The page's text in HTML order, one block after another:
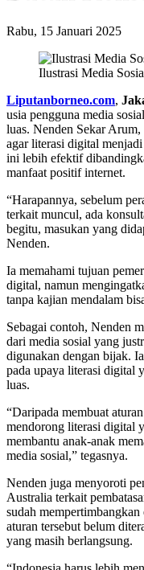
Rabu, 15 Januari 2025
Ilustrasi Media
Liputanborneo.com,
usia pengguna media
luas. Nenden Sekar
agar literasi digital
ini lebih efektif
manfaat positif internet.
“Harapannya, sebelum
terkait muncul, ada
begitu, masukan yang
Nenden.
Ia memahami tujuan
digital, namun
tanpa kajian mendalam
Sebagai contoh, Nenden
dari media sosial yang
digunakan dengan bijak.
pada upaya literasi digital
luas.
“Daripada membuat
mendorong literasi digital
membantu anak-anak
media sosial,” tegasnya.
Nenden juga menyoroti
Australia terkait
sudah
aturan tersebut belum
yang masih berlangsung.